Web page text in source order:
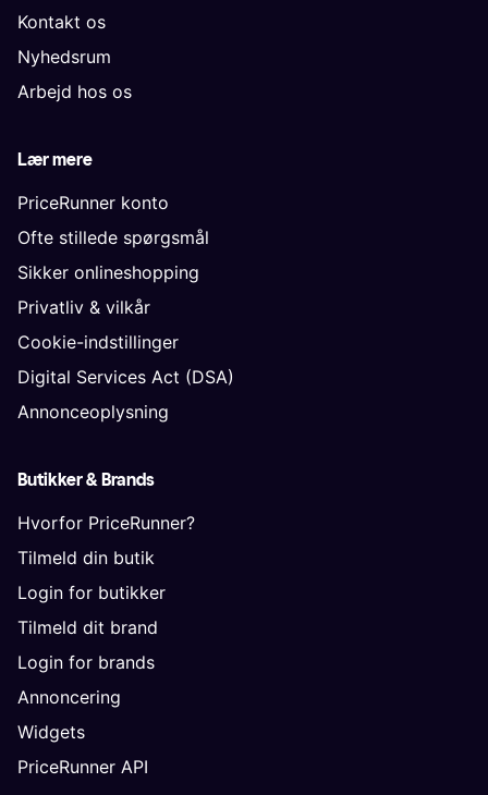
Kontakt os
Nyhedsrum
Arbejd hos os
Lær mere
PriceRunner konto
Ofte stillede spørgsmål
Sikker onlineshopping
Privatliv & vilkår
Cookie-indstillinger
Digital Services Act (DSA)
Annonceoplysning
Butikker & Brands
Hvorfor PriceRunner?
Tilmeld din butik
Login for butikker
Tilmeld dit brand
Login for brands
Annoncering
Widgets
PriceRunner API